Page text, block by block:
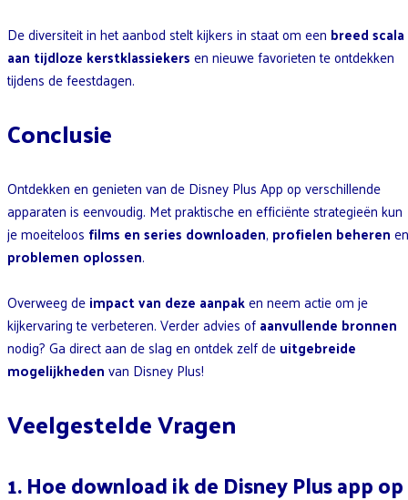
De diversiteit in het aanbod stelt kijkers in staat om een breed scala
aan tijdloze kerstklassiekersen nieuwe favorieten te ontdekken
tijdens de feestdagen.
Conclusie
Ontdekken en genieten van de Disney Plus App op verschillende
apparaten is eenvoudig. Met praktische en efficiënte strategieën kun
je moeiteloos films en series downloaden, profielen beherenen
problemen oplossen.
Overweeg deimpact van deze aanpaken neem actie om je
kijkervaring te verbeteren. Verder advies ofaanvullende bronnen
nodig? Ga direct aan de slag en ontdek zelf deuitgebreide
mogelijkhedenvan Disney Plus!
Veelgestelde Vragen
1. Hoe download ik de Disney Plus app op